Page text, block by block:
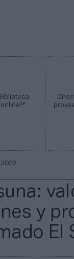
online2P
y
El